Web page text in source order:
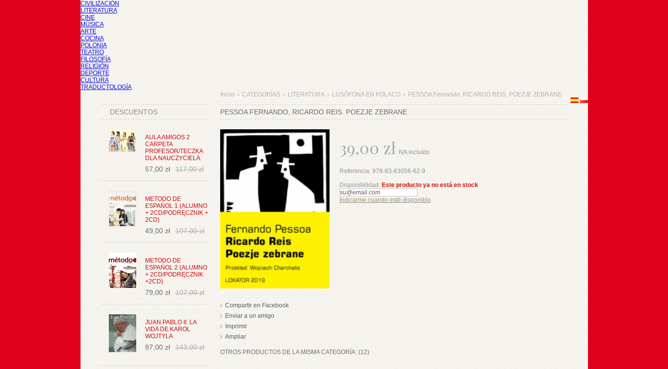
CIVILIZACIÓN
LITERATURA
CINE
MÚSICA
ARTE
COCINA
POLONIA
TEATRO
FILOSOFÍA
RELIGIÓN
DEPORTE
CULTURA
TRADUCTOLOGÍA
DESCUENTOS
AULA AMIGOS 2
CARPETA
PROFESOR/TECZKA
DLA NAUCZYCIELA
57,00 zł 117,00 zł
METODO DE
ESPAŃOL 1 (ALUMNO
+ 2CD/PODRĘCZNIK +
2CD)
49,00 zł 107,00 zł
METODO DE
ESPAŃOL 2 (ALUMNO
+ 2CD/PODRĘCZNIK
+2CD)
79,00 zł 107,00 zł
JUAN PABLO II: LA
VIDA DE KAROL
WOJTYLA
87,00 zł 143,00 zł
Inicio > CATEGORÍAS > LITERATURA > LUSÓFONA EN POLACO > PESSOA Fernando, RICARDO REIS. POEZJE ZEBRANE
PESSOA FERNANDO, RICARDO REIS. POEZJE ZEBRANE
Compartir en Facebook
Enviar a un amigo
Imprimir
Ampliar
39,00 zł IVA incluído
Referencia: 978-83-63056-62-9
Disponibilidad: Este producto ya no está en stock
Indicarme cuando esté disponible
OTROS PRODUCTOS DE LA MISMA CATEGORÍA: (12)